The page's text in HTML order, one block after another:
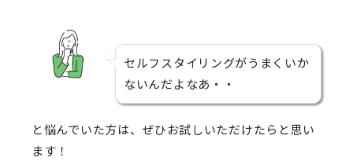
セルフスタイリングがうまくいか
ないんだよなあ・・
と悩んでいた方は、ぜひお試しいただけたらと思い
ます！